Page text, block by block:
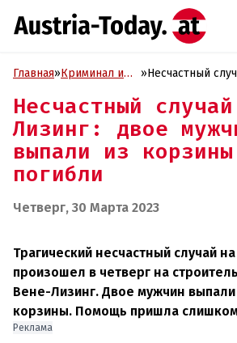
Главная»Криминал и
»Несчастный
оба погибли
Несчастный
Лизинг: двое
выпали из
погибли
Четверг, 30 Марта 2023
Трагический несчастный случай
произошел в четверг на
Вене-Лизинг. Двое мужчин
корзины. Помощь пришла
Реклама